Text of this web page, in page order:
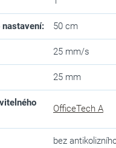
nastavení: 50 cm
25 mm/s
25 mm
OfficeTech A
bez